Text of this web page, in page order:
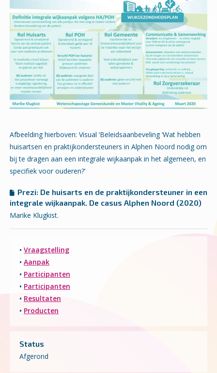
Afbeelding hierboven: Visual ‘Beleidsaanbeveling ‘Wat hebben
huisartsen en praktijkondersteuners in Alphen Noord nodig om
bij te dragen aan een integrale wijkaanpak in het algemeen, en
specifiek voor ouderen?’
Prezi: De huisarts en de praktijkondersteuner in een
integrale wijkaanpak. De casus Alphen Noord (2020)
Marike Klugkist.
• Vraagstelling
• Aanpak
• Participanten
• Participanten
• Resultaten
• Producten
Status
Afgerond